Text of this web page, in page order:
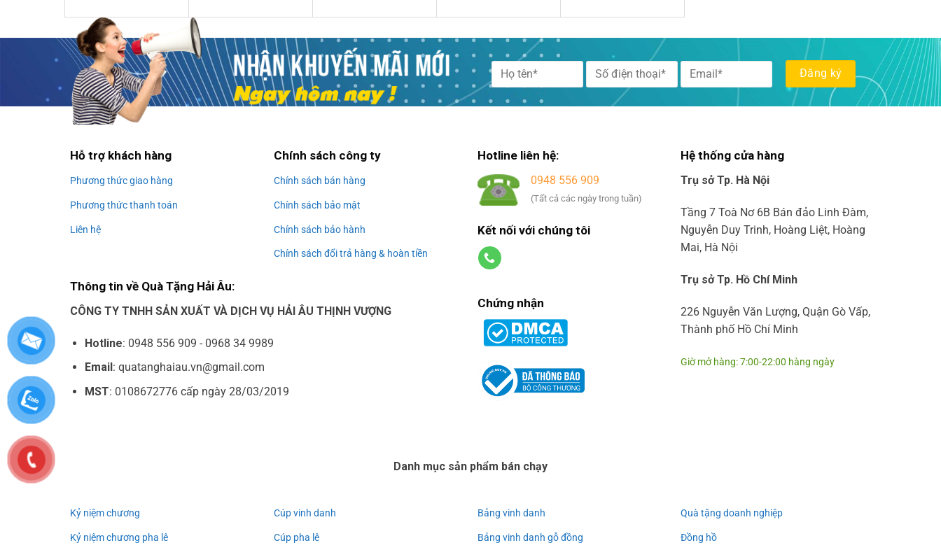
Alternative:
Hỗ trợ khách hàng
Phương thức giao hàng
Phương thức thanh toán
Liên hệ
Chính sách công ty
Chính sách bán hàng
Chính sách bảo mật
Chính sách bảo hành
Chính sách đổi trả hàng & hoàn tiền
Thông tin về Quà Tặng Hải Âu:
CÔNG TY TNHH SẢN XUẤT VÀ DỊCH VỤ HẢI ÂU THỊNH VƯỢNG
Hotline: 0948 556 909 - 0968 34 9989
Email : quatanghaiau.vn@gmail.com
MST: 0108672776 cấp ngày 28/03/2019
Hotline liên hệ:
0948 556 909
(Tất cả các ngày trong tuần)
Kết nối với chúng tôi
Chứng nhận
Hệ thống cửa hàng
Trụ sở Tp. Hà Nội
Tầng 7 Toà Nơ 6B Bán đảo Linh Đàm,
Nguyễn Duy Trinh, Hoàng Liệt, Hoàng
Mai, Hà Nội
Trụ sở Tp. Hồ Chí Minh
226 Nguyễn Văn Lượng, Quận Gò Vấp,
Thành phố Hồ Chí Minh
Giờ mở hàng: 7:00-22:00 hàng ngày
Danh mục sản phẩm bán chạy
Kỷ niệm chương
Kỷ niệm chương pha lê
Cúp vinh danh
Cúp pha lê
Bảng vinh danh
Bảng vinh danh gỗ đồng
Quà tặng doanh nghiệp
Đồng hồ